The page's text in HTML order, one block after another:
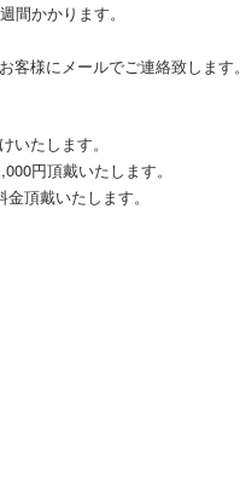
間かかります。
客様にメールでご連絡致します。
いたします。
円頂戴いたします。
頂戴いたします。